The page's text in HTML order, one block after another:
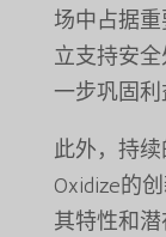
场中占据重
立支持安
一步巩固利
此外，持续
Oxidize的
其特性和